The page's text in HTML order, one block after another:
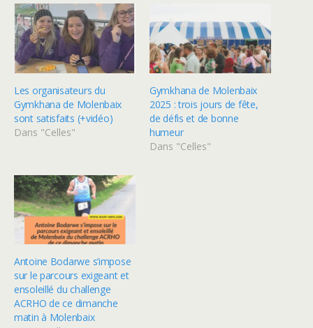
Les organisateurs du
Gymkhana de Molenbaix
sont satisfaits (+vidéo)
Dans "Celles"
Gymkhana de Molenbaix
2025 : trois jours de fête,
de défis et de bonne
humeur
Dans "Celles"
Antoine Bodarwe s’impose
sur le parcours exigeant et
ensoleillé du challenge
ACRHO de ce dimanche
matin à Molenbaix